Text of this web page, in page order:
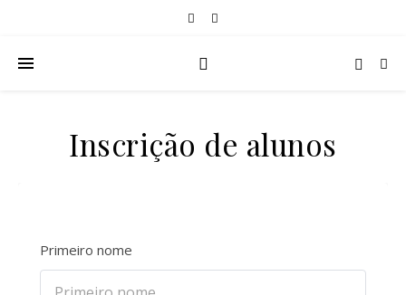
Inscrição de alunos
Primeiro nome